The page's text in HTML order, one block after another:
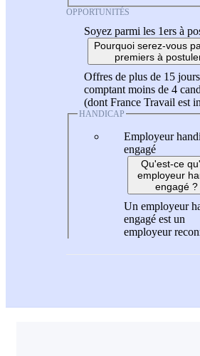
OPPORTUNITÉS
Soyez parmi les 1ers à
Pourquoi serez-vous
premiers à
Offres de plus de 15
comptant moins de 4
(dont France Travail est
HANDICAP
Employeur
engagé
Qu'est-ce
employeur
engagé ?
Un employeur
engagé est un
employeur